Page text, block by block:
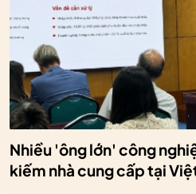
Nhiều 'ông lớn' công
kiếm nhà cung cấp tại